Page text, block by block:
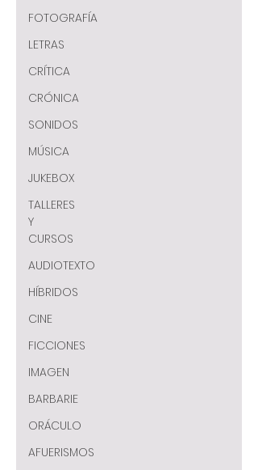
FOTOGRAFÍA
LETRAS
CRÍTICA
CRÓNICA
SONIDOS
MÚSICA
JUKEBOX
TALLERES
Y
CURSOS
AUDIOTEXTO
HÍBRIDOS
CINE
FICCIONES
IMAGEN
BARBARIE
ORÁCULO
AFUERISMOS